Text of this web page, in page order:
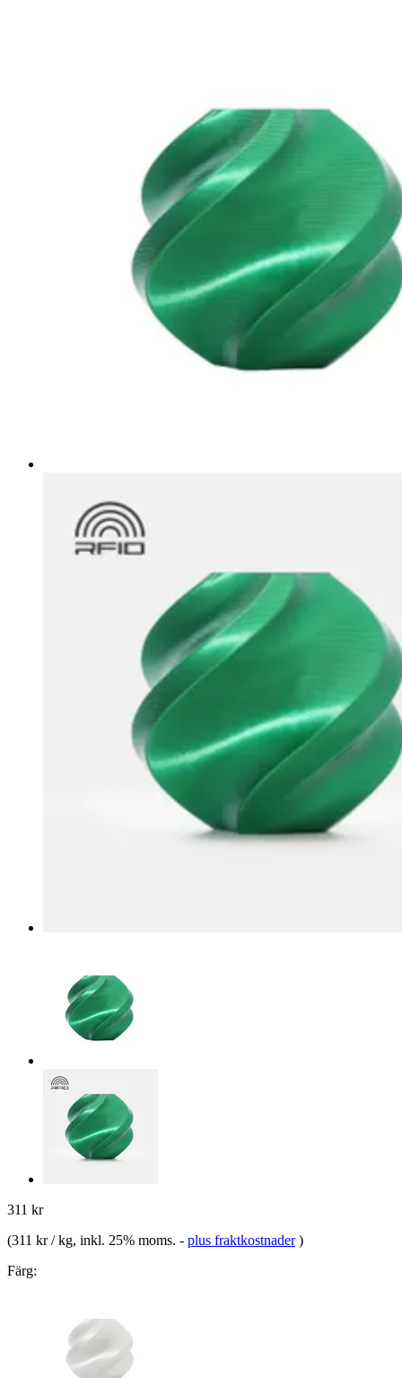
311 kr
(311 kr / kg, inkl. 25% moms. - plus fraktkostnader )
Färg: